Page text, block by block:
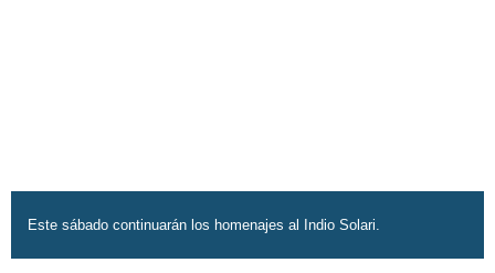
Este sábado continuarán los homenajes al Indio Solari.